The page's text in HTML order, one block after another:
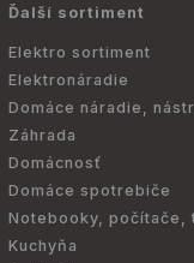
Ďalší sortiment
Elektro sortiment
Elektronáradie
Domáce náradie,
Záhrada
Domácnosť
Domáce spotrebiče
Notebooky, počítače,
Kuchyňa